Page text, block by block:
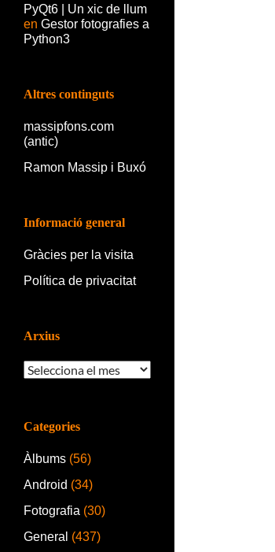
PyQt6 | Un xic de llum
en Gestor fotografies a
Python3
Altres continguts
massipfons.com
(antic)
Ramon Massip i Buxó
Informació general
Gràcies per la visita
Política de privacitat
Arxius
Arxius
Categories
Àlbums (56)
Android (34)
Fotografia (30)
General (437)